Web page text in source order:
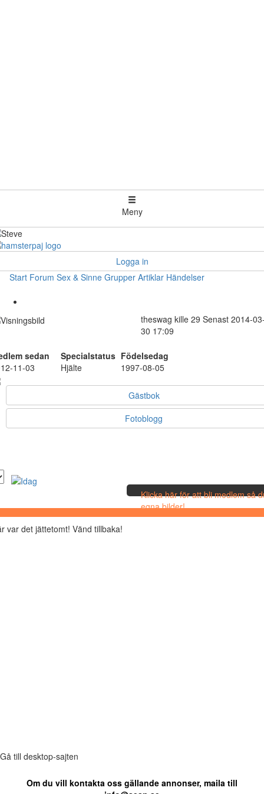
Meny
Logga in
Start Forum Sex & Sinne Grupper Artiklar Händelser
theswag kille 29 Senast 2014-
30 17:09
sedan Specialstatus Födelsedag
11-03
Hjälte 1997-08-05
Gästbok
Fotoblogg
Klicka här för att bli medlem så
egna bilder!
var det jättetomt! Vänd tillbaka!
Gå till desktop-sajten
Om du vill kontakta oss gällande annonser, maila till